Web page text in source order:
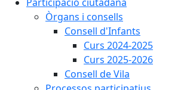
Òrgans i consells
Consell d'Infants
Curs 2024-2025
Curs 2025-2026
Consell de Vila